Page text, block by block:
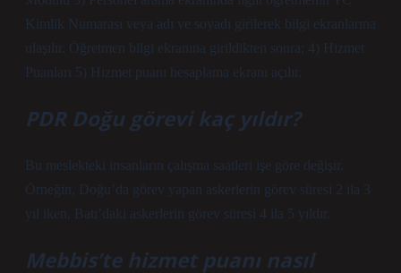
Kimlik Numarası veya adı ve soyadı girilerek bilgi ekranlarına
ulaşılır. Öğretmen bilgi ekranına girildikten sonra; 4) Hizmet
Puanları 5) Hizmet puanı hesaplama ekranı açılır.
PDR Doğu görevi kaç yıldır?
Bu meslekteki insanların çalışma saatleri işe göre değişir.
Örneğin, Doğu’da görev yapan askerlerin görev süresi 2 ila 3
yıl iken, Batı’daki askerlerin görev süresi 4 ila 5 yıldır.
Mebbis’te hizmet puanı nasıl